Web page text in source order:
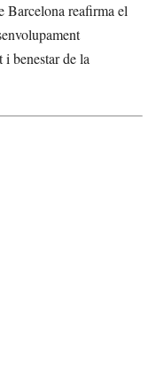
Barcelona reafirma el
i benestar de la